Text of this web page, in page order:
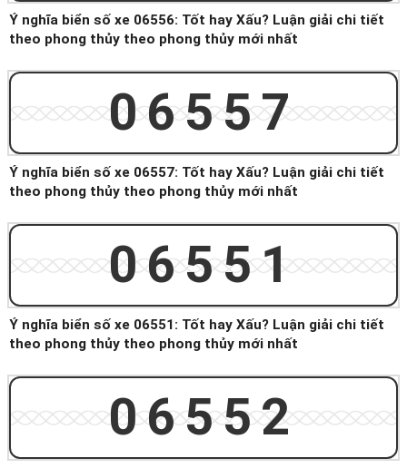
Ý nghĩa biển số xe 06556: Tốt hay Xấu? Luận giải chi tiết
theo phong thủy theo phong thủy mới nhất
06557
Ý nghĩa biển số xe 06557: Tốt hay Xấu? Luận giải chi tiết
theo phong thủy theo phong thủy mới nhất
06551
Ý nghĩa biển số xe 06551: Tốt hay Xấu? Luận giải chi tiết
theo phong thủy theo phong thủy mới nhất
06552